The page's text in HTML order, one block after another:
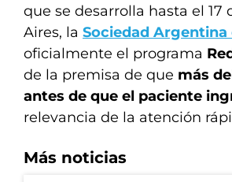
que se desarrolla hasta el
Aires, la Sociedad Argentina
oficialmente el programa
de la premisa de que más
antes de que el paciente
relevancia de la atención
Más noticias